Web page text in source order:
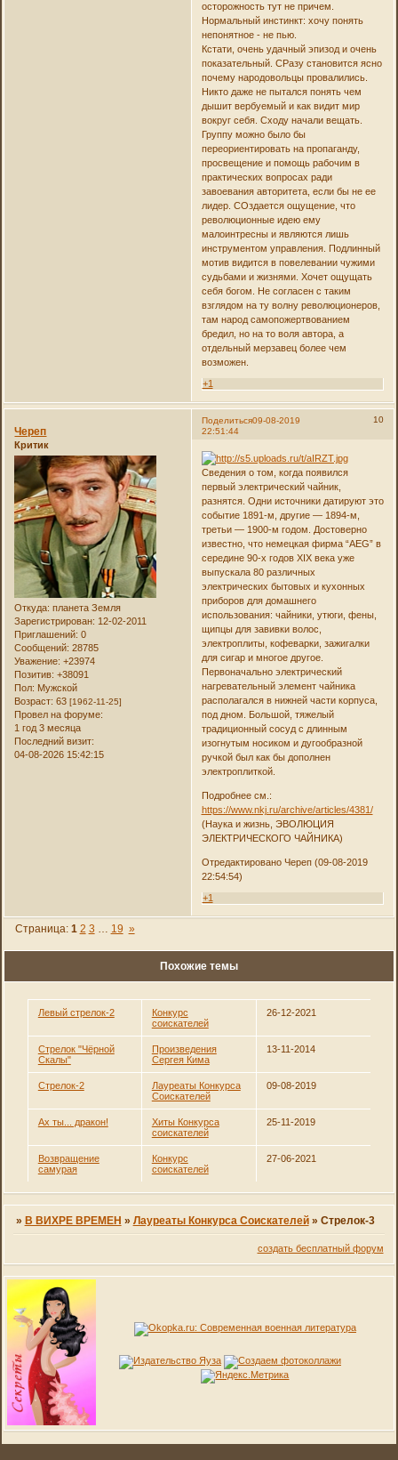
осторожность тут не причем.
Нормальный инстинкт: хочу понять
непонятное - не пью.
Кстати, очень удачный эпизод и очень
показательный. СРазу становится ясно
почему народовольцы провалились.
Никто даже не пытался понять чем
дышит вербуемый и как видит мир
вокруг себя. Сходу начали вещать.
Группу можно было бы
переориентировать на пропаганду,
просвещение и помощь рабочим в
практических вопросах ради
завоевания авторитета, если бы не ее
лидер. СОздается ощущение, что
революционные идею ему
малоинтресны и являются лишь
инструментом управления. Подлинный
мотив видится в повелевании чужими
судьбами и жизнями. Хочет ощущать
себя богом. Не согласен с таким
взглядом на ту волну революционеров,
там народ самопожертвованием
бредил, но на то воля автора, а
отдельный мерзавец более чем
возможен.
+1
Поделиться 10
09-08-2019
22:51:44
Череп
Критик
Откуда: планета Земля
Зарегистрирован: 12-02-2011
Приглашений: 0
Сообщений: 28785
Уважение: +23974
Позитив: +38091
Пол: Мужской
Возраст: 63[1962-11-25]
Провел на форуме:
1 год 3 месяца
Последний визит:
04-08-2026 15:42:15
Сведения о том, когда появился
первый электрический чайник,
разнятся. Одни источники датируют это
событие 1891-м, другие — 1894-м,
третьи — 1900-м годом. Достоверно
известно, что немецкая фирма “AEG” в
середине 90-х годов XIX века уже
выпускала 80 различных
электрических бытовых и кухонных
приборов для домашнего
использования: чайники, утюги, фены,
щипцы для завивки волос,
электроплиты, кофеварки, зажигалки
для сигар и многое другое.
Первоначально электрический
нагревательный элемент чайника
располагался в нижней части корпуса,
под дном. Большой, тяжелый
традиционный сосуд с длинным
изогнутым носиком и дугообразной
ручкой был как бы дополнен
электроплиткой.
Подробнее см.:
https://www.nkj.ru/archive/articles/4381/
(Наука и жизнь, ЭВОЛЮЦИЯ
ЭЛЕКТРИЧЕСКОГО ЧАЙНИКА)
Отредактировано Череп (09-08-2019
22:54:54)
+1
Страница: 1 2 3 … 19 »
Похожие темы
Левый стрелок-2
Конкурс
соискателей
26-12-2021
Стрелок "Чёрной
Скалы"
Произведения
Сергея Кима
13-11-2014
Стрелок-2
Лауреаты Конкурса
Соискателей
09-08-2019
Ах ты... дракон!
Хиты Конкурса
соискателей
25-11-2019
Возвращение
самурая
Конкурс
соискателей
27-06-2021
» В ВИХРЕ ВРЕМЕН » Лауреаты Конкурса Соискателей » Стрелок-3
создать бесплатный форум